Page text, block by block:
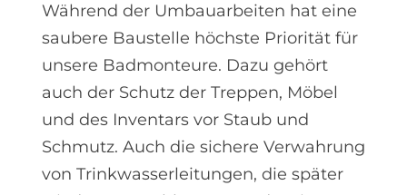
Während der Umbauarbeiten hat eine
saubere Baustelle höchste Priorität für
unsere Badmonteure. Dazu gehört
auch der Schutz der Treppen, Möbel
und des Inventars vor Staub und
Schmutz. Auch die sichere Verwahrung
von Trinkwasserleitungen, die später